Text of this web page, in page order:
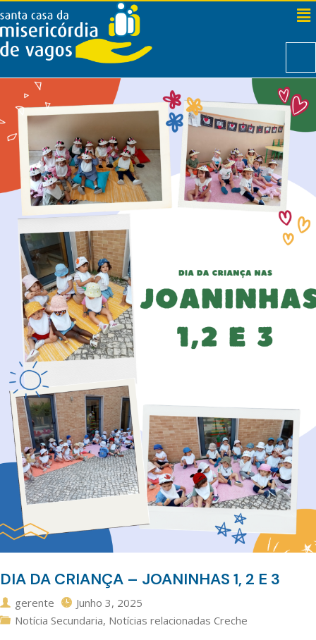
DIA DA CRIANÇA – JOANINHAS 1, 2 E 3
gerente
Junho 3, 2025
Notícia Secundaria, Notícias relacionadas Creche